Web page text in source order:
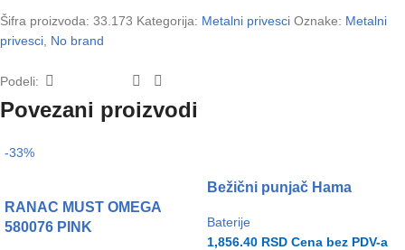
Šifra proizvoda: 33.173 Kategorija: Metalni privesci Oznake: Metalni
privesci No brand
Podeli:
Povezani proizvodi
-33%
RANAC MUST OMEGA
580076 PINK
Bežični punjač Hama
Baterije
1,856.40 RSD Cena bez PDV-a